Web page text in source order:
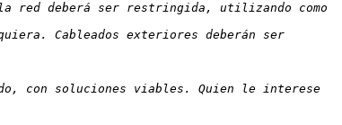
red deberá ser restringida, utilizando como
Cableados exteriores deberán ser
con soluciones viables. Quien le interese